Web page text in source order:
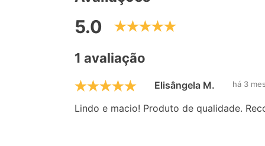
5.0
1 avaliação
Elisângela M. há 3
Lindo e macio! Produto de qualidade.